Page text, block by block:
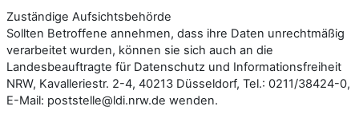
Zuständige Aufsichtsbehörde
Sollten Betroffene annehmen, dass ihre Daten unrechtmäßig
verarbeitet wurden, können sie sich auch an die
Landesbeauftragte für Datenschutz und Informationsfreiheit
NRW, Kavalleriestr. 2-4, 40213 Düsseldorf, Tel.: 0211/38424-0,
E-Mail: poststelle@ldi.nrw.de wenden.